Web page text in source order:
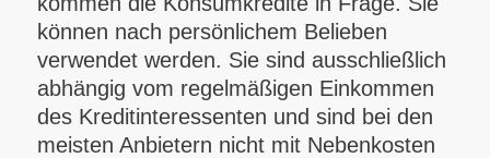
können nach persönlichem Belieben
verwendet werden. Sie sind ausschließlich
abhängig vom regelmäßigen Einkommen
des Kreditinteressenten und sind bei den
meisten Anbietern nicht mit Nebenkosten